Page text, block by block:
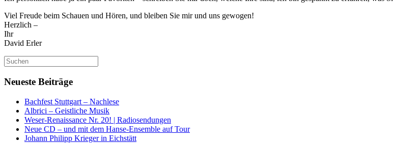
Viel Freude beim Schauen und Hören, und bleiben Sie mir und uns gewogen!
Herzlich –
Ihr
David Erler
Suchen
nach:
Neueste Beiträge
Bachfest Stuttgart – Nachlese
Albrici – Geistliche Musik
Weser-Renaissance Nr. 20! | Radiosendungen
Neue CD – und mit dem Hanse-Ensemble auf Tour
Johann Philipp Krieger in Eichstätt